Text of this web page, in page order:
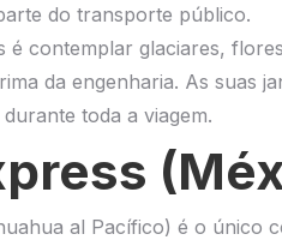
do transporte público.
é contemplar glaciares,
da engenharia. As suas
toda a viagem.
al Pacífico) é o único